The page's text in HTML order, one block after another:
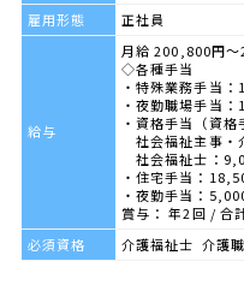
雇用形態
正社員
給与
月給 200,800円
◇各種手当
・特殊業務手当
・夜勤職場手当
・資格手当（資格
社会福祉主事・
社会福祉士：
・住宅手当：
・夜勤手当：
賞与： 年2回 / 合
必須資格
介護福祉士 介護